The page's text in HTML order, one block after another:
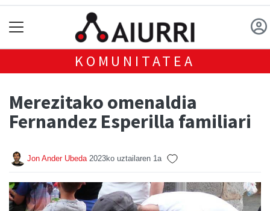
KOMUNITATEA
Merezitako omenaldia
Fernandez Esperilla familiari
Jon Ander Ubeda 2023ko uztailaren 1a